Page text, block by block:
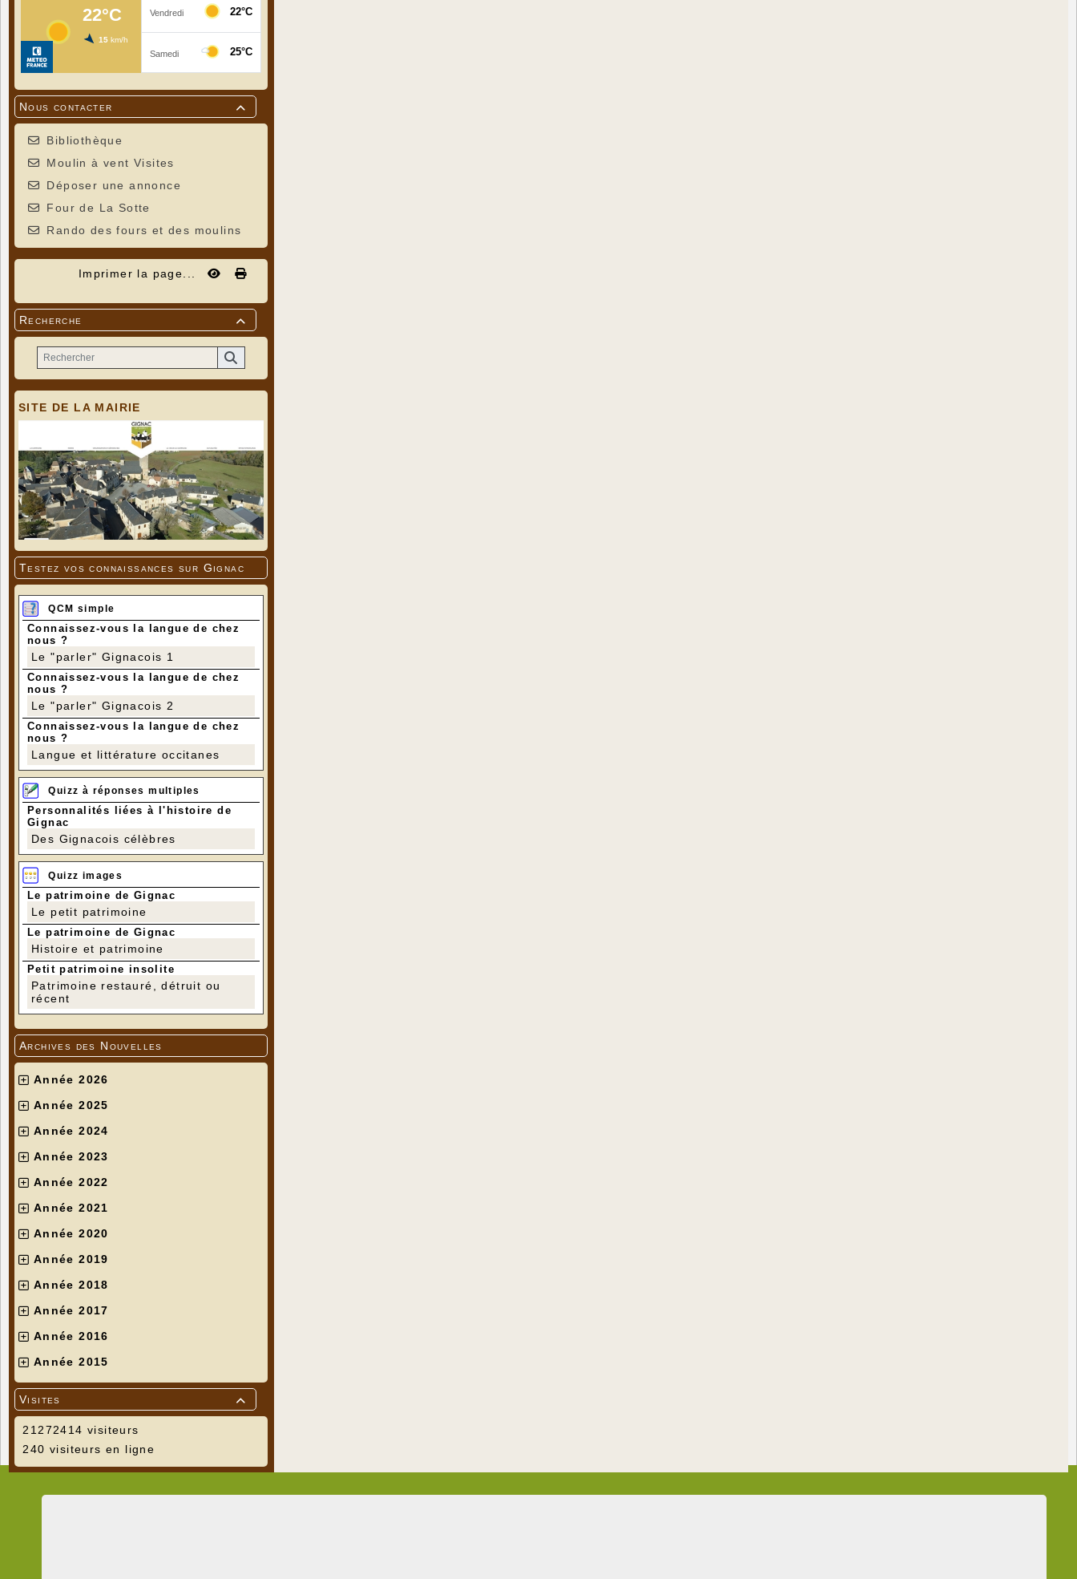

Nous contacter
Bibliothèque
Moulin à vent Visites
Déposer une annonce
Four de La Sotte
Rando des fours et des moulins
Imprimer la page...

Recherche
SITE DE LA MAIRIE
Testez vos connaissances sur Gignac
QCM simple
Connaissez-vous la langue de chez
nous ?
Le "parler" Gignacois 1
Connaissez-vous la langue de chez
nous ?
Le "parler" Gignacois 2
Connaissez-vous la langue de chez
nous ?
Langue et littérature occitanes
Quizz à réponses multiples
Personnalités liées à l'histoire de
Gignac
Des Gignacois célèbres
Quizz images
Le patrimoine de Gignac
Le petit patrimoine
Le patrimoine de Gignac
Histoire et patrimoine
Petit patrimoine insolite
Patrimoine restauré, détruit ou
récent
Archives des Nouvelles
Année 2026
Année 2025
Année 2024
Année 2023
Année 2022
Année 2021
Année 2020
Année 2019
Année 2018
Année 2017
Année 2016
Année 2015

Visites
21272414 visiteurs
240 visiteurs en ligne